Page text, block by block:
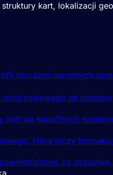
kart, lokalizacji
obciążeń zwrotnych
na
do klasyfikacji
który łączy
za